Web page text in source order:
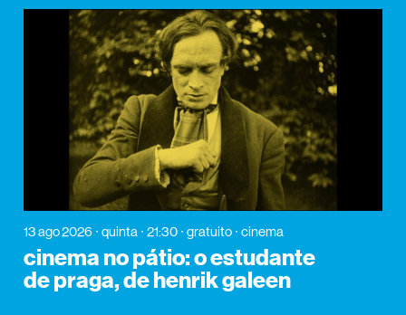
13 ago 2026 quinta 21:30 gratuito cinema
cinema no pátio: o estudante
de praga, de henrik galeen